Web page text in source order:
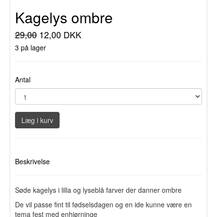
Kagelys ombre
29,00 12,00 DKK
3 på lager
Antal
Læg i kurv
Beskrivelse
Søde kagelys i lilla og lyseblå farver der danner ombre
De vil passe fint til fødselsdagen og en ide kunne være en
tema fest med enhjørninge